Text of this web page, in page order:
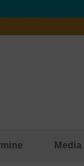
Media